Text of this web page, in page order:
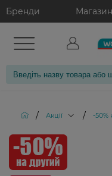
Бренди
/ Акції / -50%